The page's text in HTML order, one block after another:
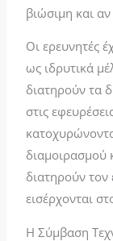
βιώσιμη και
Οι ερευνητές
ως ιδρυτικά
διατηρούν τα
στις
διαμοιρασμού
διατηρούν τον
εισέρχονται
Η Σύμβαση